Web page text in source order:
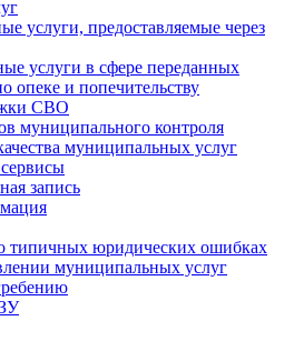
услуги, предоставляемые через
услуги в сфере переданных
опеке и попечительству
СВО
муниципального контроля
муниципальных услуг
запись
типичных юридических ошибках
муниципальных услуг